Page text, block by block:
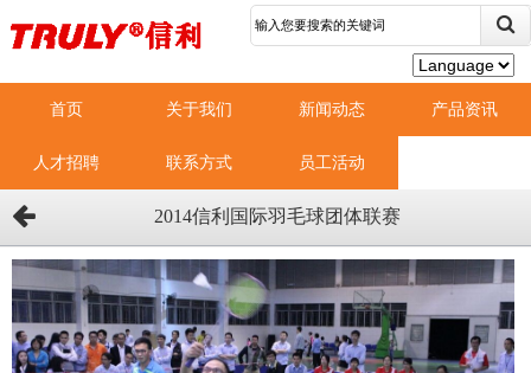
首页 关于我们 新闻动态 产品资讯
人才招聘 联系方式 员工活动
2014信利国际羽毛球团体联赛